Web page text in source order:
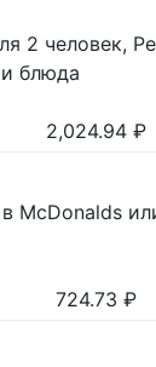
2 человек,
блюда
2,024.94 ₽
McDonalds
724.73 ₽